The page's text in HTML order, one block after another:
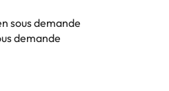
sous demande
demande